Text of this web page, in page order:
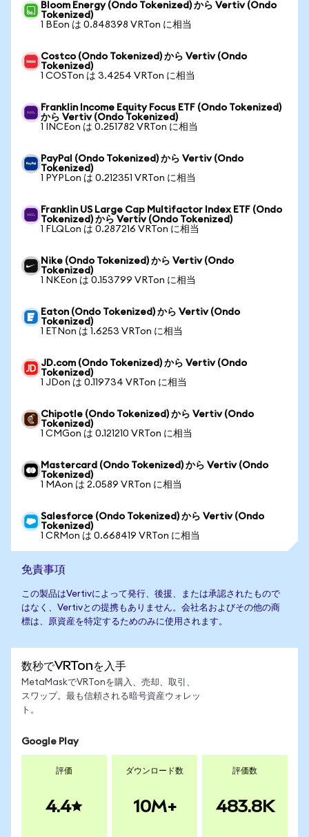
Bloom Energy (Ondo Tokenized) から Vertiv (Ondo
Tokenized)
1 BEon は 0.848398 VRTon に相当
Costco (Ondo Tokenized) から Vertiv (Ondo
Tokenized)
1 COSTon は 3.4254 VRTon に相当
Franklin Income Equity Focus ETF (Ondo Tokenized)
から Vertiv (Ondo Tokenized)
1 INCEon は 0.251782 VRTon に相当
PayPal (Ondo Tokenized) から Vertiv (Ondo
Tokenized)
1 PYPLon は 0.212351 VRTon に相当
Franklin US Large Cap Multifactor Index ETF (Ondo
Tokenized) から Vertiv (Ondo Tokenized)
1 FLQLon は 0.287216 VRTon に相当
Nike (Ondo Tokenized) から Vertiv (Ondo
Tokenized)
1 NKEon は 0.153799 VRTon に相当
Eaton (Ondo Tokenized) から Vertiv (Ondo
Tokenized)
1 ETNon は 1.6253 VRTon に相当
JD.com (Ondo Tokenized) から Vertiv (Ondo
Tokenized)
1 JDon は 0.119734 VRTon に相当
Chipotle (Ondo Tokenized) から Vertiv (Ondo
Tokenized)
1 CMGon は 0.121210 VRTon に相当
Mastercard (Ondo Tokenized) から Vertiv (Ondo
Tokenized)
1 MAon は 2.0589 VRTon に相当
Salesforce (Ondo Tokenized) から Vertiv (Ondo
Tokenized)
1 CRMon は 0.668419 VRTon に相当
免責事項
この製品はVertivによって発行、後援、または承認されたもので
はなく、Vertivとの提携もありません。会社名およびその他の商
標は、原資産を特定するためのみに使用されます。
数秒でVRTonを入手
MetaMaskでVRTonを購入、売却、取引、
スワップ。最も信頼される暗号資産ウォレッ
ト。
Google Play
評価
4.4
ダウンロード数
10M+
評価数
483.8K